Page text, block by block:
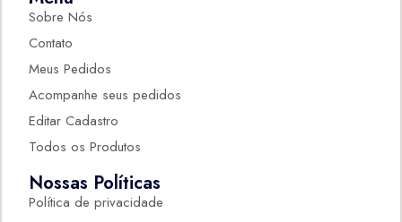
Sobre Nós
Contato
Meus Pedidos
Acompanhe seus pedidos
Editar Cadastro
Todos os Produtos
Nossas Políticas
Política de privacidade